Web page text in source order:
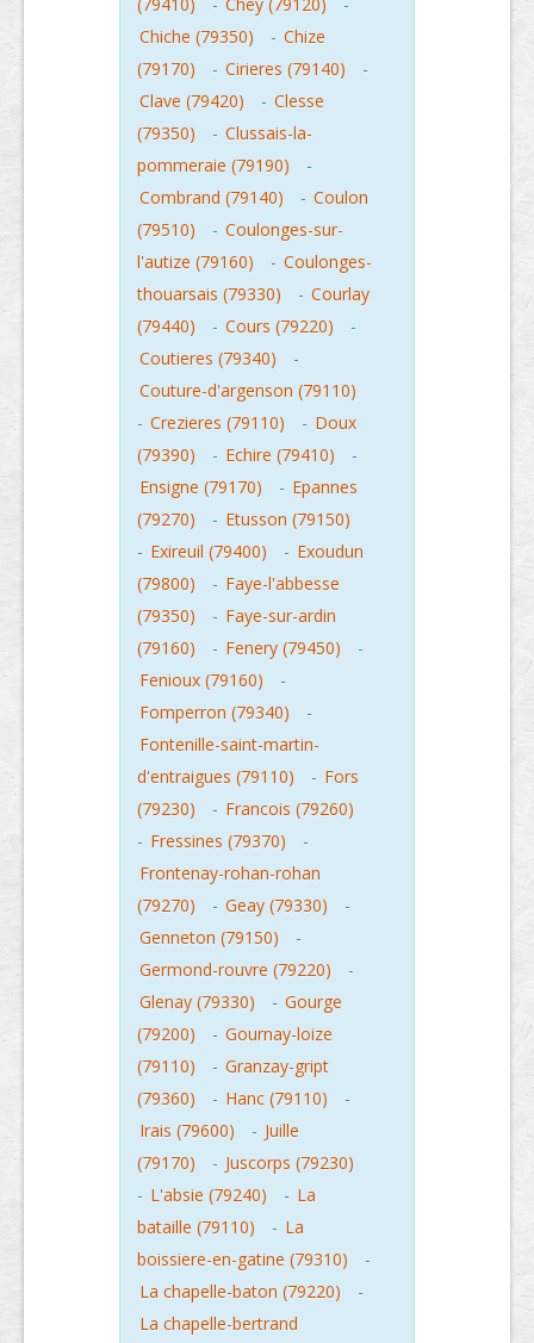
Chiche (79350)
- Chize
(79170)
- Cirieres (79140)
-
Clave (79420)
- Clesse
(79350)
- Clussais-la-
pommeraie (79190)
-
Combrand (79140)
- Coulon
(79510)
- Coulonges-sur-
l'autize (79160)
- Coulonges-
thouarsais (79330)
- Courlay
(79440)
- Cours (79220)
-
Coutieres (79340)
-
Couture-d'argenson (79110)
- Crezieres (79110) - Doux
(79390)
- Echire (79410)
-
Ensigne (79170)
- Epannes
(79270)
- Etusson (79150)
- Exireuil (79400) - Exoudun
(79800)
- Faye-l'abbesse
(79350)
- Faye-sur-ardin
(79160)
- Fenery (79450)
-
Fenioux (79160)
-
Fomperron (79340)
-
Fontenille-saint-martin-
d'entraigues (79110)
- Fors
(79230)
- Francois (79260)
- Fressines (79370)
-
Frontenay-rohan-rohan
(79270)
- Geay (79330)
-
Genneton (79150)
-
Germond-rouvre (79220)
-
Glenay (79330)
- Gourge
(79200)
- Gournay-loize
(79110)
- Granzay-gript
(79360)
- Hanc (79110)
-
Irais (79600)
- Juille
(79170)
- Juscorps (79230)
- L'absie (79240) - La
bataille (79110)
- La
boissiere-en-gatine (79310)
-
La chapelle-baton (79220)
-
La chapelle-bertrand